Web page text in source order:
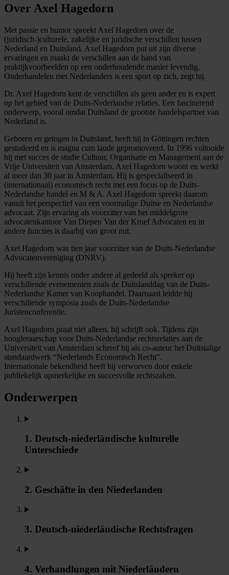
Over Axel Hagedorn
Met passie en humor spreekt Axel Hagedorn over de
(juridisch-)culturele, zakelijke en juridische verschillen tussen
Nederland en Duitsland. Axel Hagedorn put uit zijn diverse
ervaringen en maakt de verschillen aan de hand van
praktijkvoorbeelden op een onderhoudende manier levendig.
Onderhandelen met Nederlanders is een sport op zich, zegt hij.
Dr. Axel Hagedorn kent de verschillen als geen ander en is expert
op het gebied van de Duits-Nederlandse relaties. Een fascinerend
onderwerp, vooral omdat Duitsland de grootste handelspartner van
Nederland is.
Geboren en getogen in Duitsland, heeft hij in Göttingen rechten
gestudeerd en is magna cum laude gepromoveerd. In 1996 voltooide
hij met succes de studie Cultuur, Organisatie en Management aan de
Vrije Universiteit van Amsterdam. Axel Hagedorn woont en werkt
al meer dan 30 jaar in Amsterdam. Hij is gespecialiseerd in
(internationaal) economisch recht met een focus op de Duits-
Nederlandse handel en M & A. Axel Hagedorn spreekt daarom
vanuit het perspectief van een voormalige Duitse en Nederlandse
advocaat. Zijn ervaring als voorzitter van het middelgrote
advocatenkantoor Van Diepen Van der Kroef Advocaten en in
andere functies is daarbij van groot nut.
Axel Hagedorn was tien jaar voorzitter van de Duits-Nederlandse
Advocatenvereniging (DNRV).
Hij heeft zijn kennis onder andere al gedeeld als spreker op
verschillende evenementen zoals de Duitslanddag van de Duits-
Nederlandse Kamer van Koophandel. Daarnaast leidde hij
verschillende symposia zoals de Duits-Nederlandse
Juristenconferentie.
Axel Hagedorn praat niet alleen, hij schrijft ook. Tijdens zijn
hoogleraarschap voor Duits-Nederlandse rechtsrelaties aan de
Universiteit van Amsterdam schreef hij als co-auteur het Duitstalige
standaardwerk “Nederlands Economisch Recht”.
Internationale bekendheid heeft hij verworven door enkele
publiekelijk opmerkelijke en succesvolle rechtszaken.
Onderwerpen
1. Deutsch-niederländische kulturelle
Unterschiede
2. Geschäfte in den Niederlanden
3. Deutsch-niederländische Rechtsfragen
4. Verhandlungen mit Niederländern